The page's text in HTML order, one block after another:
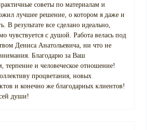
советы по материалам и
лучшее решение, о котором я даже и
В результате все сделано идеально,
чувствуется с душой. Работа велась под
Дениса Анатольевича, ни что не
внимания. Благодарю за Ваш
терпение и человеческое отношение!
процветания, новых
и конечно же благодарных клиентов!
души!